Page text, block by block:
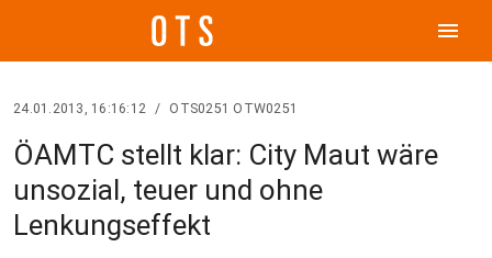
menu
24.01.2013, 16:16:12 / OTS0251 OTW0251
ÖAMTC stellt klar: City Maut wäre
unsozial, teuer und ohne
Lenkungseffekt